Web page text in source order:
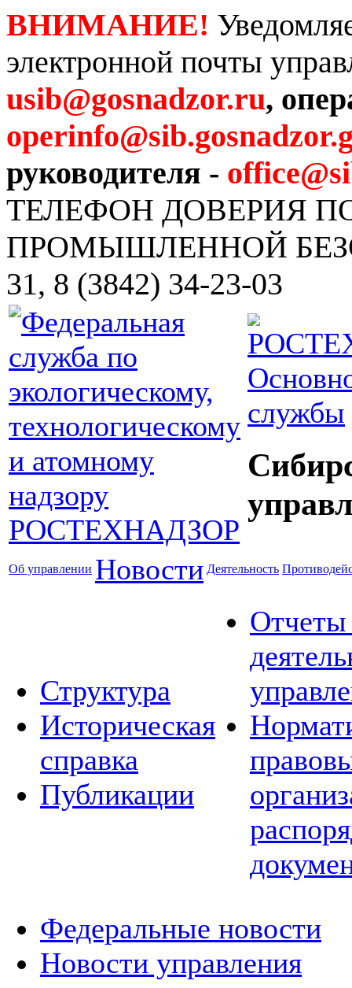
ВНИМАНИЕ!
электронной почты
usib@gosnadzor.ru,
руководителя -
ТЕЛЕФОН ДОВЕРИЯ
ПРОМЫШЛЕННОЙ
31, 8 (3842) 34-23-03
службы
Об управлении Новости Деятельность
Структура
Историческая
справка
Публикации
Отчеты
Федеральные новости
Новости управления